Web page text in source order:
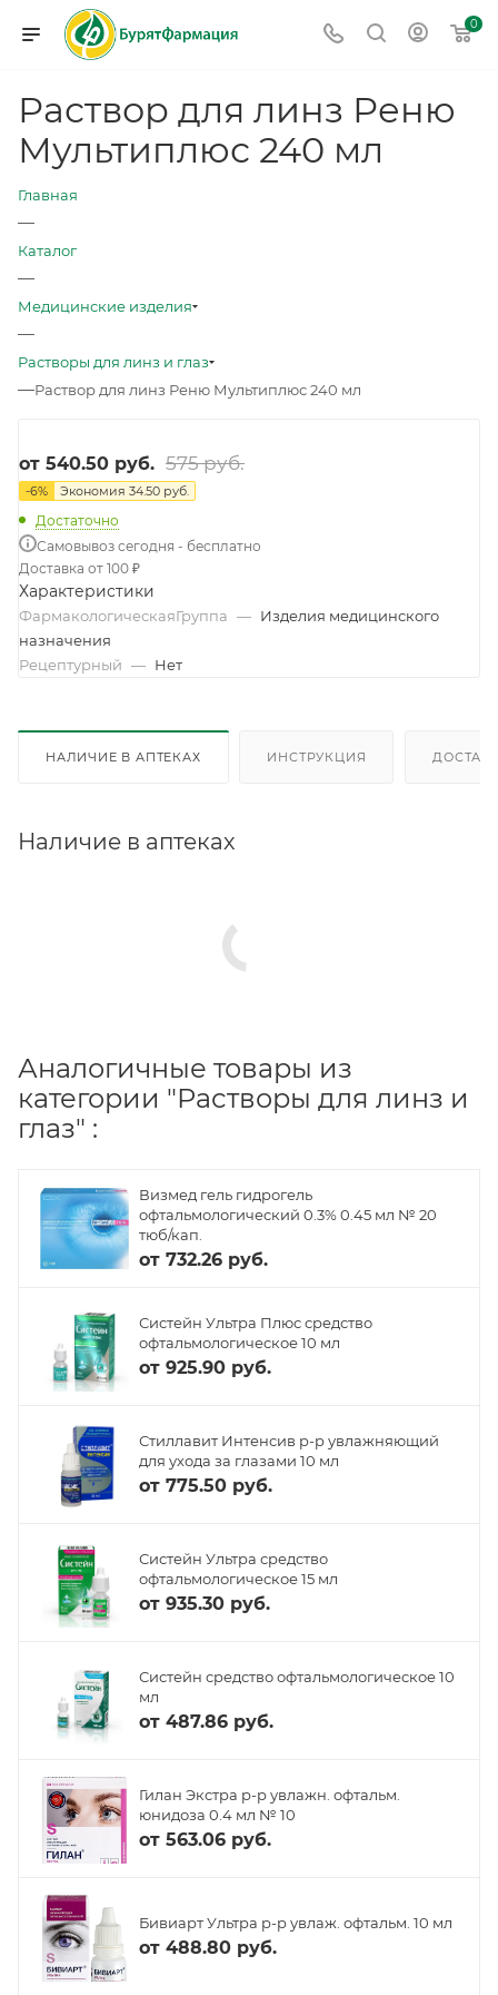
0
Раствор для линз Реню
Мультиплюс 240 мл
Главная
—
Каталог
—
Медицинские изделия
—
Растворы для линз и глаз
—Раствор для линз Реню Мультиплюс 240 мл
от 540.50 руб. 575 руб.
-6% Экономия 34.50 руб.
Достаточно
Самовывоз сегодня - бесплатно
Доставка от 100 ₽
Характеристики
ФармакологическаяГруппа — Изделия медицинского
назначения
Рецептурный — Нет
НАЛИЧИЕ В АПТЕКАХ ИНСТРУКЦИЯ
Наличие в аптеках
Аналогичные товары из
категории "Растворы для линз и
глаз" :
Визмед гель гидрогель
офтальмологический 0.3% 0.45 мл № 20
тюб/кап.
от 732.26 руб.
Систейн Ультра Плюс средство
офтальмологическое 10 мл
от 925.90 руб.
Стиллавит Интенсив р-р увлажняющий
для ухода за глазами 10 мл
от 775.50 руб.
Систейн Ультра средство
офтальмологическое 15 мл
от 935.30 руб.
Систейн средство офтальмологическое 10
мл
от 487.86 руб.
Гилан Экстра р-р увлажн. офтальм.
юнидоза 0.4 мл № 10
от 563.06 руб.
Бивиарт Ультра р-р увлаж. офтальм. 10 мл
от 488.80 руб.